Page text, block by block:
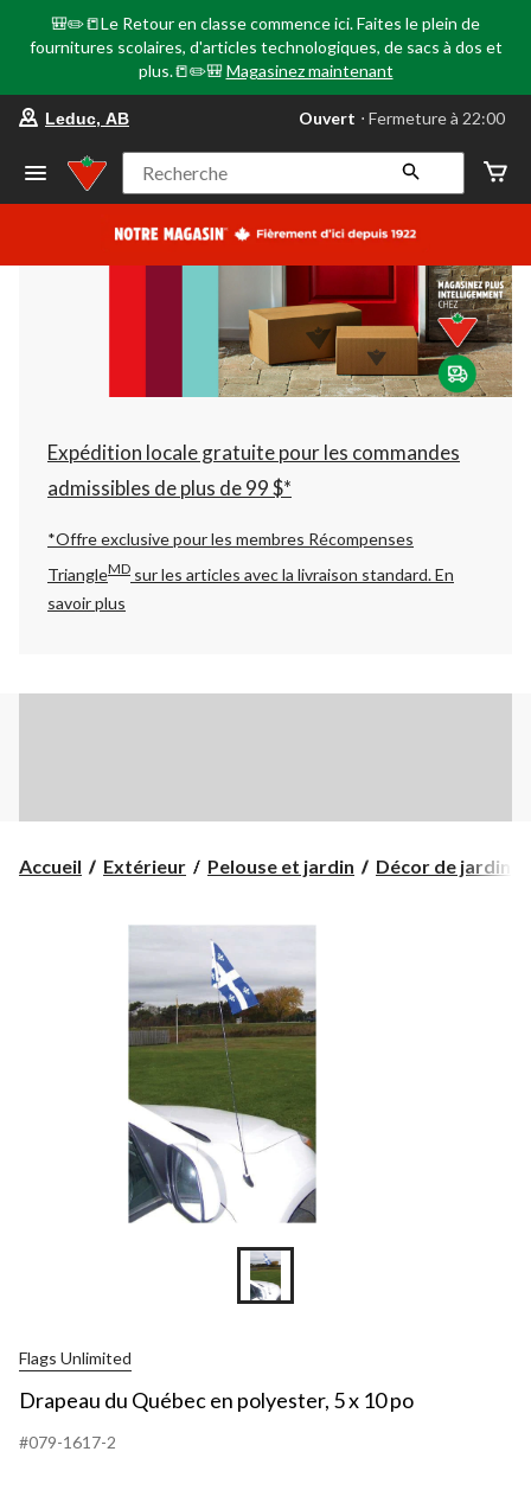
🎒✏️📒Le Retour en classe commence ici. Faites le plein de
fournitures scolaires, d'articles technologiques, de sacs à dos et
plus.📒✏️🎒 Magasinez maintenant
votre
préféré
Leduc,
AB,
courament
Fermeture
à
22:00
cliquer
pour
changer
Leduc, AB Ouvert ⋅ Fermeture à 22:00
Recherche
Expédition locale gratuite pour les commandes
admissibles de plus de 99 $*
*Offre exclusive pour les membres Récompenses
TriangleMD sur les articles avec la livraison standard.En
savoir plus
Accueil Extérieur Pelouse et jardin Décor de jardin
Flags Unlimited
Drapeau du Québec en polyester, 5 x 10 po
#079-1617-2